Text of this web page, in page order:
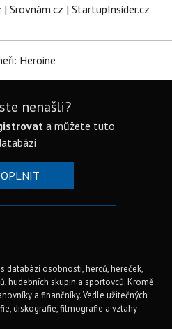
| Srovnám.cz | StartupInsider.cz
Heroine
nenašli?
a můžete tuto
databází osobností, herců, hereček,
hudebních skupin a sportovců. Kromě
a finančníky. Vedle užitečných
diskografie, filmografie a vztahy